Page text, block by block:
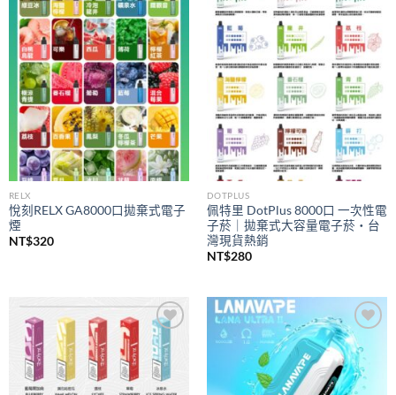
Add to
wishlist
RELX
悅刻RELX GA8000口拋棄式電子
煙
NT$320
Add to
DOTPLUS
佩特里 DotPlus 8000口 一次性電
子菸｜拋棄式大容量電子菸・台
灣現貨熱銷
NT$280
Add to
wishlist
Add to
wishlist